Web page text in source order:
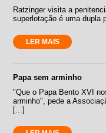
Ratzinger visita a
superlotação é uma dupla
LER MAIS
Papa sem arminho
"Que o Papa Bento XVI
arminho", pede a
[...]